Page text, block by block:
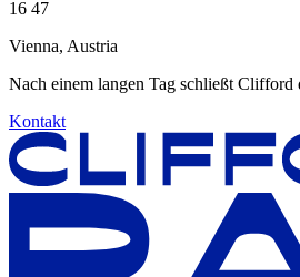
16 47
Vienna, Austria
Nach einem langen Tag schließt Clifford
Kontakt